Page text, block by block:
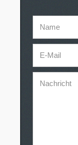
Name
E-Mail
Nachricht